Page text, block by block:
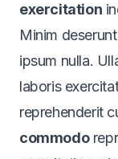
exercitation
Minim
ipsum nulla.
laboris
reprehenderit
commodo